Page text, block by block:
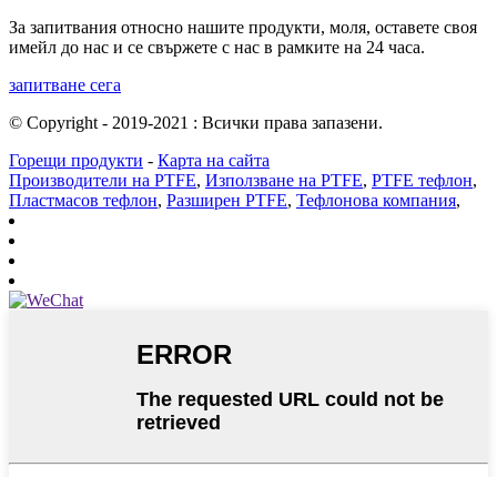
За запитвания относно нашите продукти, моля, оставете своя
имейл до нас и се свържете с нас в рамките на 24 часа.
запитване сега
© Copyright - 2019-2021 : Всички права запазени.
Горещи продукти - Карта на сайта
Производители на PTFE, Използване на PTFE, PTFE тефлон,
Пластмасов тефлон, Разширен PTFE, Тефлонова компания,